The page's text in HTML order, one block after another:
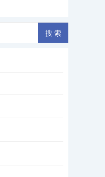
喳喳声…… 孩子
其实就是牵挂的一
儿子高中毕业